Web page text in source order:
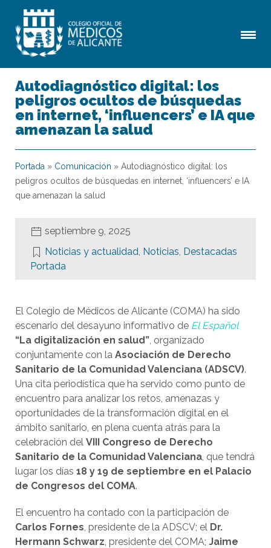
Autodiagnóstico digital: los
peligros ocultos de búsquedas
en internet, ‘influencers’ e IA que
amenazan la salud
Portada » Comunicación » Autodiagnóstico digital: los
peligros ocultos de búsquedas en internet, ‘influencers’ e IA
que amenazan la salud
septiembre 9, 2025
Noticias y actualidad, Noticias, Destacadas
Portada
El Colegio de Médicos de Alicante (COMA) ha sido
escenario del desayuno informativo de El Español
“La digitalización en salud”, organizado
conjuntamente con la Asociación de Derecho
Sanitario de la Comunidad Valenciana (ADSCV).
Una cita periodística que ha servido como punto de
encuentro para analizar los retos, amenazas y
oportunidades de la transformación digital en el
ámbito sanitario, en plena cuenta atrás para la
celebración del VIII Congreso de Derecho
Sanitario de la Comunidad Valenciana, que tendrá
lugar los días 18 y 19 de septiembre en el Palacio
de Congresos del COMA.
El encuentro ha contado con la participación de
Carlos Fornes, presidente de la ADSCV; el Dr.
Hermann Schwarz, presidente del COMA; Jaime